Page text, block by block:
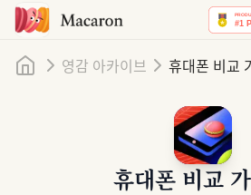
홈 영감 아카이브 휴대폰 비교
휴대폰 비교